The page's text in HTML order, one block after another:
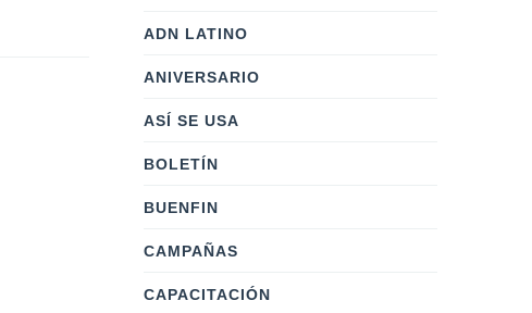
ADN LATINO
ANIVERSARIO
ASÍ SE USA
BOLETÍN
BUENFIN
CAMPAÑAS
CAPACITACIÓN